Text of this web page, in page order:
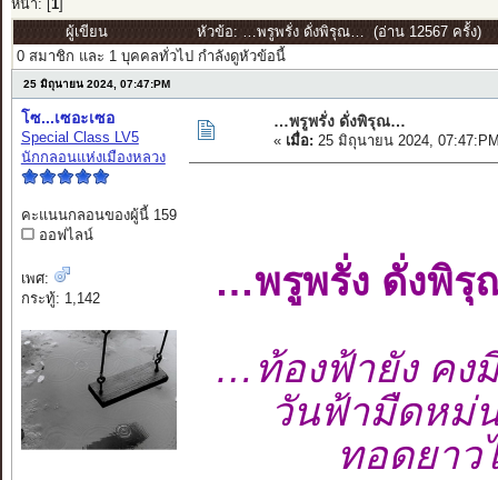
หน้า: [ 1]
ผู้เขียน
หัวข้อ: …พรูพรั่ง ดั่งพิรุณ… (อ่าน 12567 ครั้ง)
0 สมาชิก และ 1 บุคคลทั่วไป กำลังดูหัวข้อนี้
25 มิถุนายน 2024, 07:47:PM
โซ...เซอะเซอ
Special Class LV5
นักกลอนแห่งเมืองหลวง
คะแนนกลอนของผู้นี้ 159
ออฟไลน์
เพศ:
กระทู้: 1,142
…พรูพรั่ง ดั่งพิรุณ…
« เมื่อ: 25 มิถุนายน 2024,
…พรูพรั่ง ดั่งพิ
…ท้องฟ้ายัง คง
วันฟ้ามืดหม่นม้
ทอดยาวไก